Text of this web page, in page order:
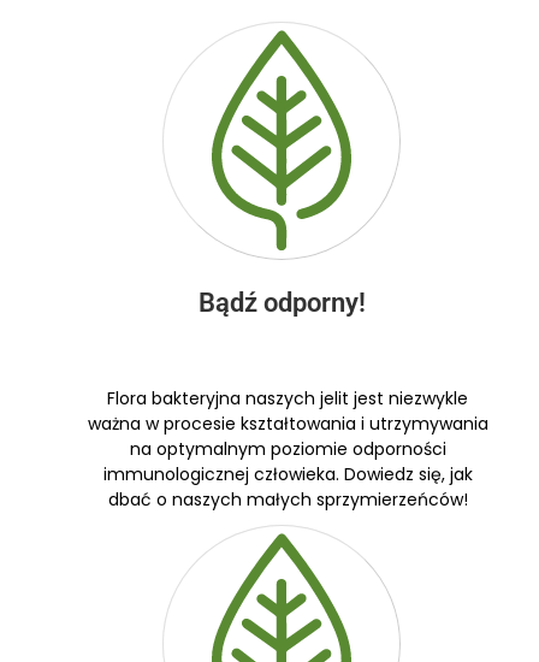
Bądź odporny!
Flora bakteryjna naszych jelit jest niezwykle
ważna w procesie kształtowania i utrzymywania
na optymalnym poziomie odporności
immunologicznej człowieka. Dowiedz się, jak
dbać o naszych małych sprzymierzeńców!